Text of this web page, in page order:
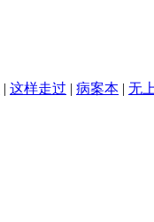
| 这样走过 | 病案本 | 无